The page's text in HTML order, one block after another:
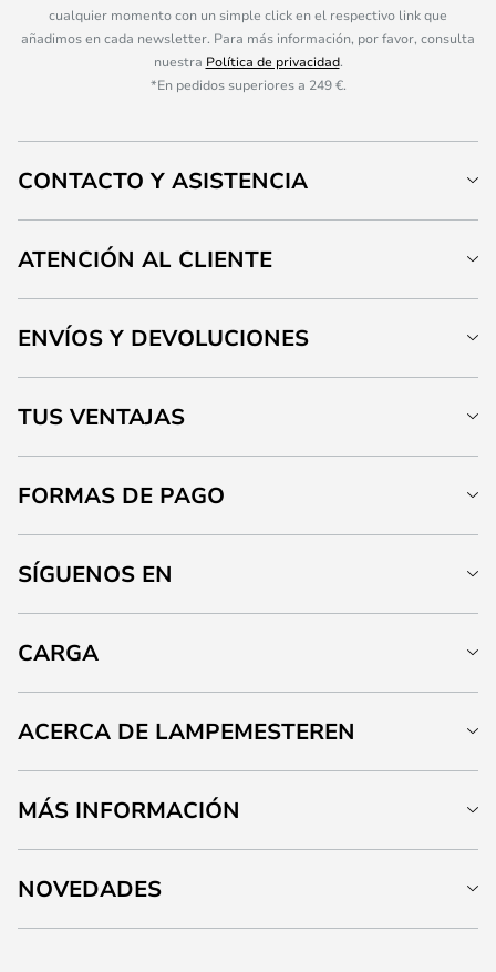
cualquier momento con un simple click en el respectivo link que
añadimos en cada newsletter. Para más información, por favor, consulta
nuestra Política de privacidad.
*En pedidos superiores a 249 €.
CONTACTO Y ASISTENCIA
ATENCIÓN AL CLIENTE
ENVÍOS Y DEVOLUCIONES
TUS VENTAJAS
FORMAS DE PAGO
SÍGUENOS EN
CARGA
ACERCA DE LAMPEMESTEREN
MÁS INFORMACIÓN
NOVEDADES